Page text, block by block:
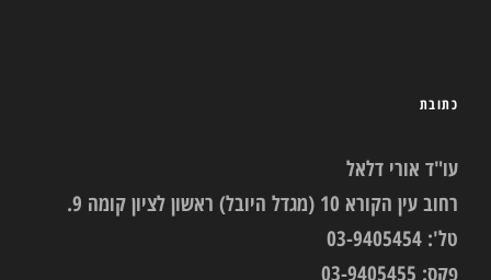
כתובת
עו"ד אורי דלאל
רחוב עין הקורא 10 (מגדל היובל) ראשון לציון קומה 9.
טל': 03-9405454
פקס: 03-9405455